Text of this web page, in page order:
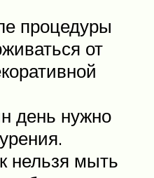
процедуры
от
день нужно
нельзя мыть